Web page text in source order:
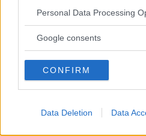
Please note that this website/
not limited to your visit or usage
use your data for below
consent section.
Personal Data Processing
Google consents
CONFIRM
Data Deletion Data